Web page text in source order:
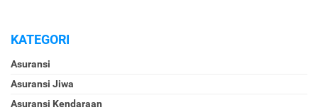
KATEGORI
Asuransi
Asuransi Jiwa
Asuransi Kendaraan